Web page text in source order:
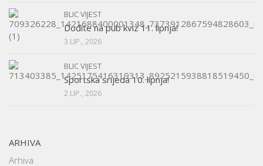
BLIC VIJEST
Dođite na pub kviz 11. lipnja!
3 LIP., 2026
BLIC VIJEST
Sportska srijeda 10. lipnja!
2 LIP., 2026
ARHIVA
Arhiva